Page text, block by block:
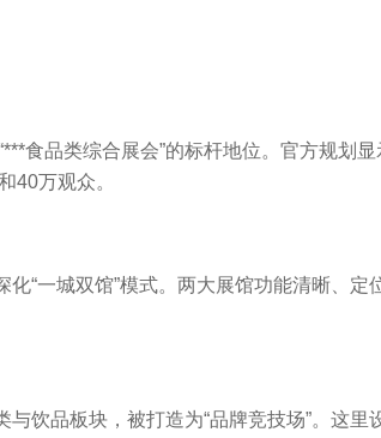
食品类综合展会”的标杆地位。官方规划
40万观众。
“一城双馆”模式。两大展馆功能清晰、定
饮品板块，被打造为“品牌竞技场”。这里